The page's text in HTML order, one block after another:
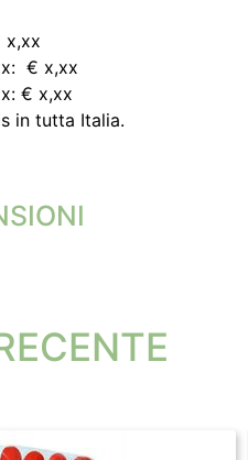
x,xx
€ x,xx
€ x,xx
in tutta Italia.